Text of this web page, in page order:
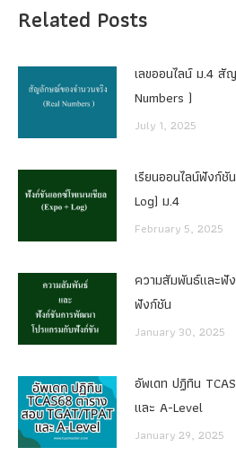
Related Posts
เลขออนไลน์ ม.4
Numbers )
July 1, 2025
เรียนออนไลน์ฟังก์ชั
Log) ม.4
February 5, 2025
ความสัมพันธ์และฟั
ฟังก์ชัน
January 30, 2025
อัพเดท ปฏิทิน
และ A-Level
January 29, 2025